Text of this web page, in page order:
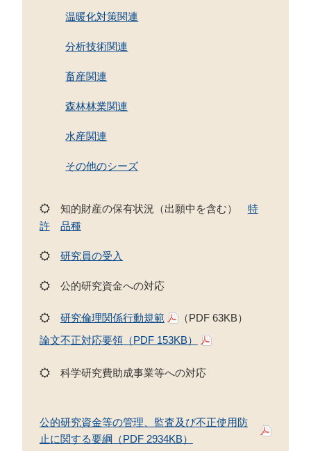
温暖化対策関連
分析技術関連
畜産関連
森林林業関連
水産関連
その他のシーズ
知的財産の保有状況（出願中を含む） 特
許
品種
研究員の受入
公的研究資金への対応
研究倫理関係行動規範
（PDF 63KB）
論文不正対応要領（PDF 153KB）
科学研究費助成事業等への対応
公的研究資金等の管理、監査及び不正使用防
止に関する要綱（PDF 2934KB）